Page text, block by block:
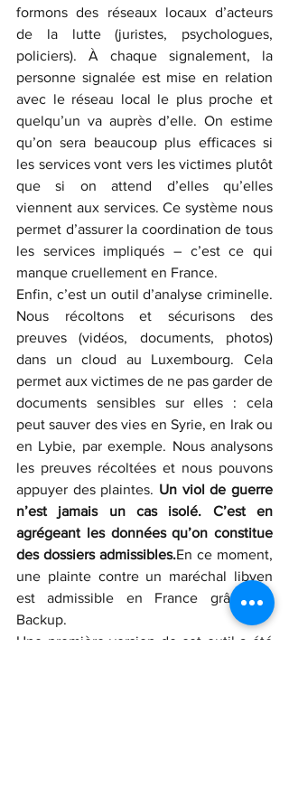
formons des réseaux locaux d’acteurs
de la lutte (juristes, psychologues,
policiers). À chaque signalement, la
personne signalée est mise en relation
avec le réseau local le plus proche et
quelqu’un va auprès d’elle. On estime
qu’on sera beaucoup plus efficaces si
les services vont vers les victimes plutôt
que si on attend d’elles qu’elles
viennent aux services. Ce système nous
permet d’assurer la coordination de tous
les services impliqués – c’est ce qui
manque cruellement en France.
Enfin, c’est un outil d’analyse criminelle.
Nous récoltons et sécurisons des
preuves (vidéos, documents, photos)
dans un cloud au Luxembourg. Cela
permet aux victimes de ne pas garder de
documents sensibles sur elles : cela
peut sauver des vies en Syrie, en Irak ou
en Lybie, par exemple. Nous analysons
les preuves récoltées et nous pouvons
appuyer des plaintes. Un viol de guerre
n’est jamais un cas isolé. C’est en
agrégeant les données qu’on constitue
des dossiers admissibles.En ce moment,
une plainte contre un maréchal libyen
est admissible en France grâce au
Backup.
Une première version de cet outil a été